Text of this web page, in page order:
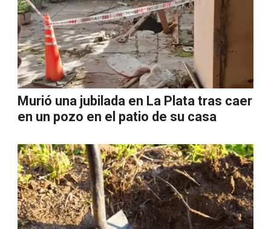
Murió una jubilada en La Plata tras caer
en un pozo en el patio de su casa